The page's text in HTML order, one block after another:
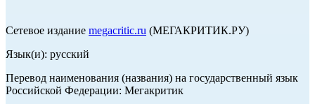
Сетевое издание megacritic.ru (МЕГАКРИТИК.РУ)
Язык(и): русский
Перевод наименования (названия) на государственный язык
Российской Федерации: Мегакритик